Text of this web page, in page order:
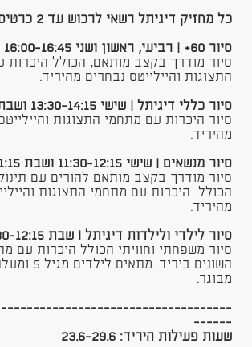
​כל מחזיק דיגיתל רשאי לרכוש עד 2 כרטיסים​
סיור 60+ | רביעי, ראשון ושני 16:00-16:45
סיור מודרך בקצב מותאם, הכולל היכרות
התצוגות והיילייטס נבחרים מהיריד.
סיור כללי דיגיתל | שישי 13:30-14:15 ושבת 18:30-19:15
סיור היכרות עם מתחמי התצוגות
מהיריד.
סיור מנשאים | שישי 11:30-12:15 ושבת 10:30-11:15
סיור מודרך בקצב מותאם להורים עם
הכולל היכרות עם מתחמי התצוגות
מהיריד.
סיור לילדי ולילדות דיגיתל | שבת 11:30-12:15
סיור משפחתי וחוויתי הכולל היכרות עם
השונים ביריד.
מבוגר.
------
שעות פעילות היריד: 23.6-29.6